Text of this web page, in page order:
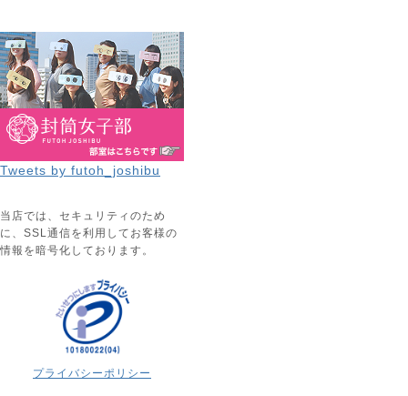
Tweets by futoh_joshibu
当店では、セキュリティのため
に、SSL通信を利用してお客様の
情報を暗号化しております。
プライバシーポリシー